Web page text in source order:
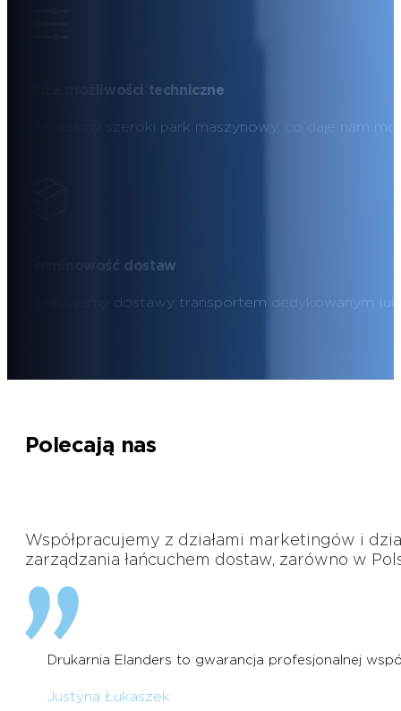
Duże możliwości techniczne
Posiadamy szeroki park maszynowy, co daje nam
Terminowość dostaw
Realizujemy dostawy transportem dedykowanym
Polecają nas
Współpracujemy z działami marketingów i
zarządzania łańcuchem dostaw, zarówno w
Drukarnia Elanders to gwarancja profesjonalnej
Justyna Łukaszek